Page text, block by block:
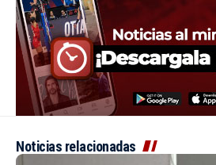
Noticias relacionadas